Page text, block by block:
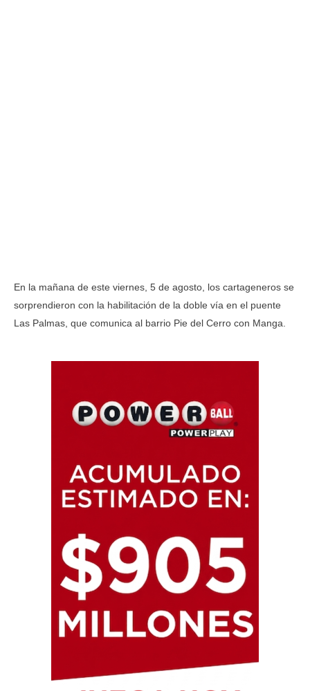
En la mañana de este viernes, 5 de agosto, los cartageneros se
sorprendieron con la habilitación de la doble vía en el puente
Las Palmas, que comunica al barrio Pie del Cerro con Manga.